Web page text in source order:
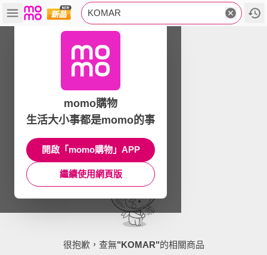
KOMAR
很抱歉，查無"KOMAR"的相關商品
momo購物
生活大小事都是momo的事
開啟「momo購物」APP
繼續使用網頁版